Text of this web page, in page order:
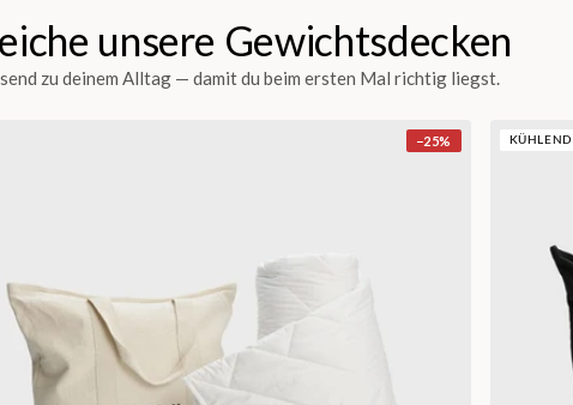
unsere Gewichtsdecken
zu deinem Alltag — damit du beim ersten Mal richtig liegst.
−25% KÜHLEND